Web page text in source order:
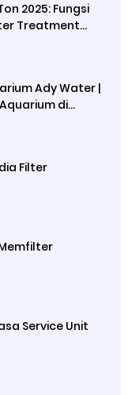
2025: Fungsi
Treatment
Ady Water |
di
Bekasi
Filter
Service Unit